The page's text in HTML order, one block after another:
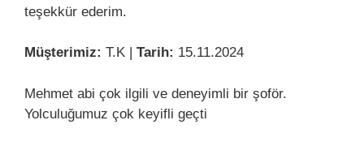
teşekkür ederim.
Müşterimiz: T.K | Tarih: 15.11.2024
Mehmet abi çok ilgili ve deneyimli bir şoför.
Yolculuğumuz çok keyifli geçti